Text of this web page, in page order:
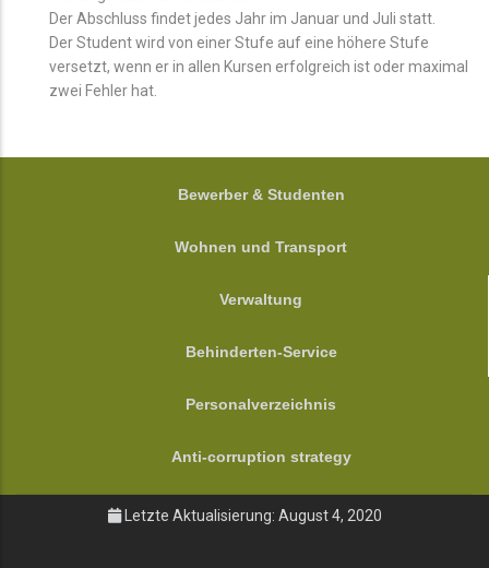
Der Abschluss findet jedes Jahr im Januar und Juli statt.
Der Student wird von einer Stufe auf eine höhere Stufe
versetzt, wenn er in allen Kursen erfolgreich ist oder maximal
zwei Fehler hat.
FOOTER
Bewerber & Studenten
Wohnen und Transport
Verwaltung
Behinderten-Service
Personalverzeichnis
Anti-corruption strategy
Letzte Aktualisierung: August 4, 2020